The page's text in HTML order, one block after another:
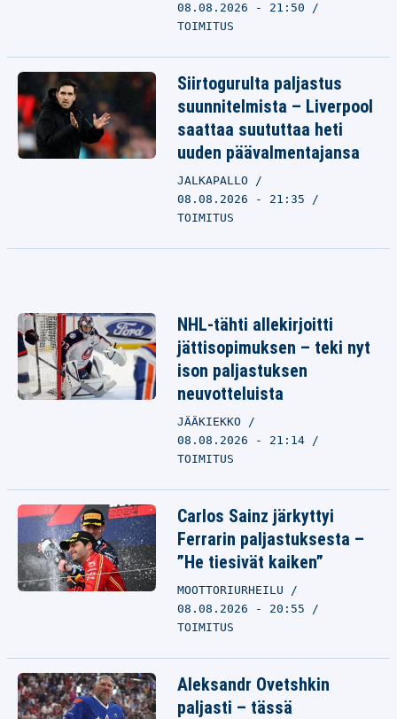
08.08.2026 - 21:50
TOIMITUS
Siirtogurulta paljastus
suunnitelmista – Liverpool
saattaa suututtaa heti
uuden päävalmentajansa
JALKAPALLO
08.08.2026 - 21:35
TOIMITUS
NHL-tähti allekirjoitti
jättisopimuksen – teki nyt
ison paljastuksen
neuvotteluista
JÄÄKIEKKO
08.08.2026 - 21:14
TOIMITUS
Carlos Sainz järkyttyi
Ferrarin paljastuksesta –
”He tiesivät kaiken”
MOOTTORIURHEILU
08.08.2026 - 20:55
TOIMITUS
Aleksandr Ovetshkin
paljasti – tässä